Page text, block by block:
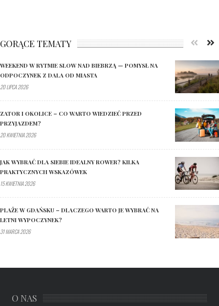
GORĄCE TEMATY
WEEKEND W RYTMIE SLOW NAD BIEBRZĄ — POMYSŁ NA
ODPOCZYNEK Z DALA OD MIASTA
20 LIPCA 2026
ZATOR I OKOLICE – CO WARTO WIEDZIEĆ PRZED
PRZYJAZDEM?
20 KWIETNIA 2026
JAK WYBRAĆ DLA SIEBIE IDEALNY ROWER? KILKA
PRAKTYCZNYCH WSKAZÓWEK
15 KWIETNIA 2026
PLAŻE W GDAŃSKU – DLACZEGO WARTO JE WYBRAĆ NA
LETNI WYPOCZYNEK?
31 MARCA 2026
O NAS